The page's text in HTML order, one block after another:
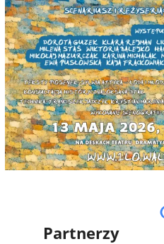
Partnerzy